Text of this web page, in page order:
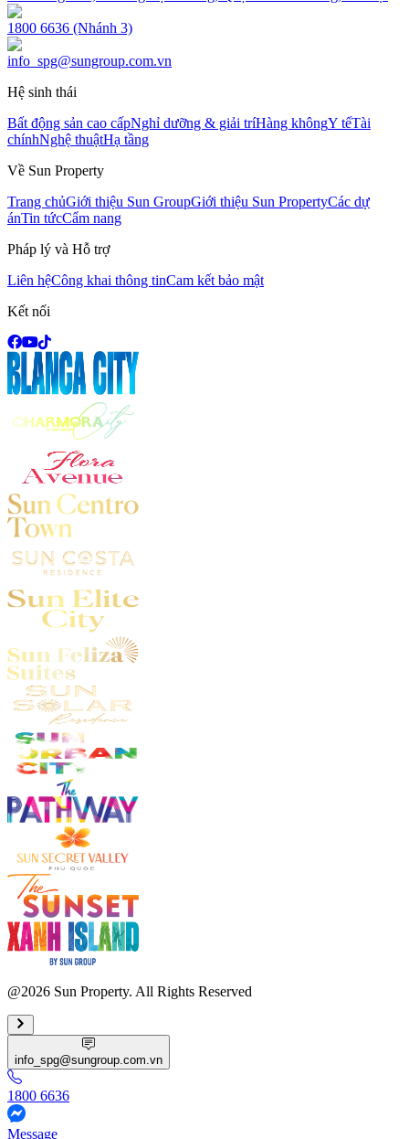
1800 6636 (Nhánh 3)
info_spg@sungroup.com.vn
Hệ sinh thái
Bất động sản cao cấpNghỉ dưỡng & giải tríHàng khôngY tếTài
chínhNghệ thuậtHạ tầng
Về Sun Property
Trang chủGiới thiệu Sun GroupGiới thiệu Sun PropertyCác dự
ánTin tứcCẩm nang
Pháp lý và Hỗ trợ
Liên hệCông khai thông tinCam kết bảo mật
Kết nối
@2026 Sun Property. All Rights Reserved
info_spg@sungroup.com.vn
1800 6636
Message